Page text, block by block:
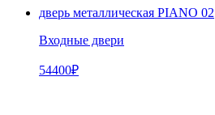
дверь металлическая PIANO 02
Входные двери
54400₽